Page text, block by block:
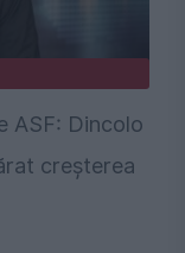
ASF: Dincolo
creșterea